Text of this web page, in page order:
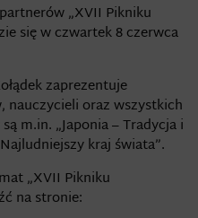
„XVII Pikniku
się w czwartek 8 czerwca
zaprezentuje
nauczycieli oraz wszystkich
m.in. „Japonia – Tradycja i
kraj świata”.
„XVII Pikniku
na stronie: